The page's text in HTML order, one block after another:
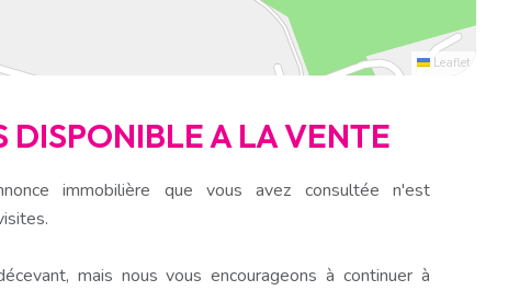
Leaflet
DISPONIBLE A LA VENTE
immobilière que vous avez consultée n'est
mais nous vous encourageons à continuer à